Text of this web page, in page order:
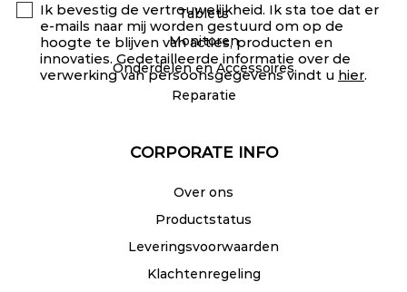
Ik bevestig de vertrouwelijkheid. Ik sta toe dat er
e-mails naar mij worden gestuurd om op de
hoogte te blijven van acties, producten en
innovaties. Gedetailleerde informatie over de
verwerking van persoonsgegevens vindt u hier.
Tablets
Monitoren
Onderdelen en Accessoires
Reparatie
CORPORATE INFO
Over ons
Productstatus
Leveringsvoorwaarden
Klachtenregeling